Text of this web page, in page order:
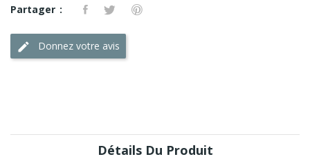
Partager
Donnez votre avis
Détails Du Produit